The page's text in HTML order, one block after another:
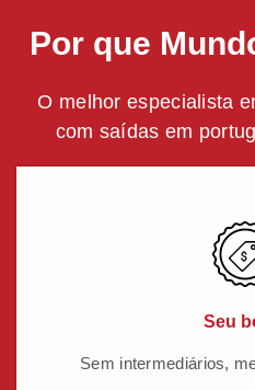
Por que
O melhor especialista
com saídas em
Seu
Sem intermediários,